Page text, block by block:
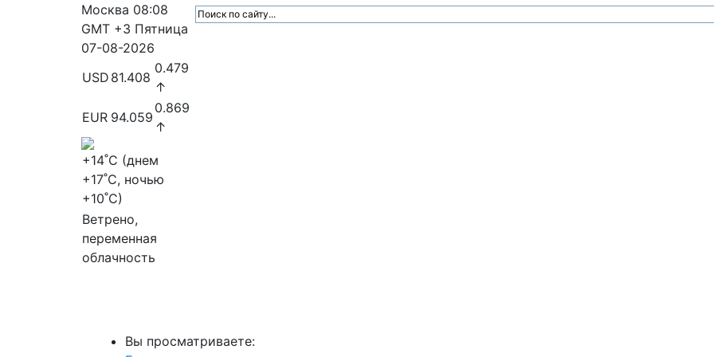
Москва 08:08
GMT +3 Пятница
07-08-2026
USD 81.408
0.479
↑
EUR 94.059
0.869
↑
+14˚C (днем
+17˚C, ночью
+10˚C)
Ветрено,
переменная
облачность
Вы просматриваете: